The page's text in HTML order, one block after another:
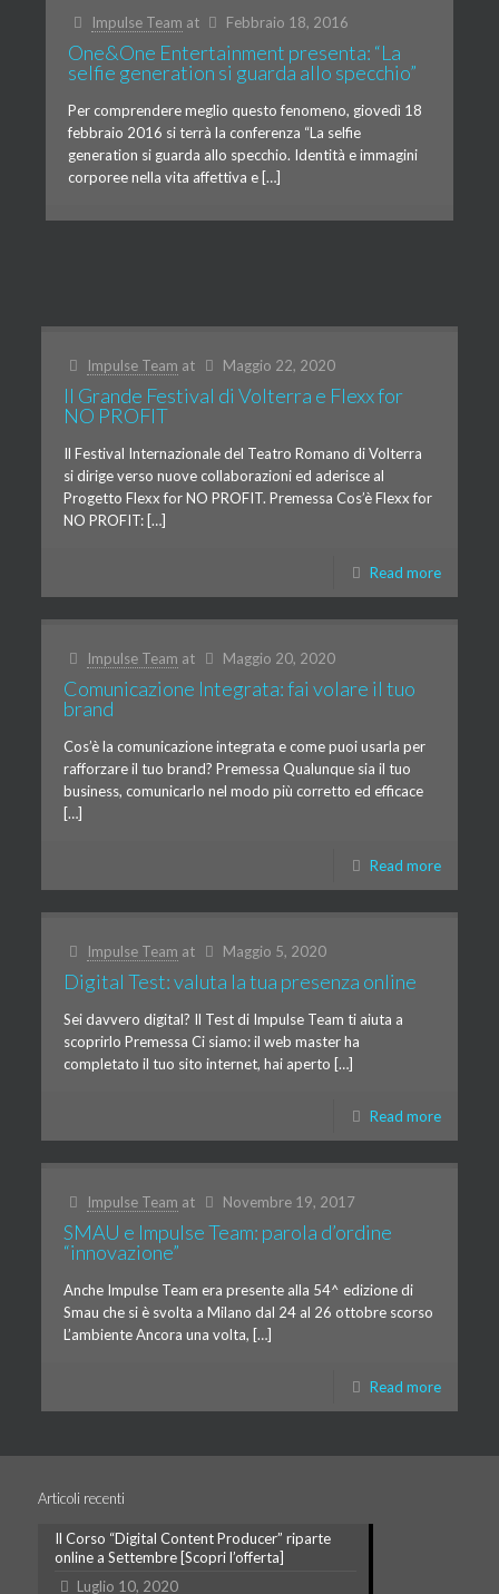
Impulse Team at Febbraio 18, 2016
One&One Entertainment presenta: “La
selfie generation si guarda allo specchio”
Per comprendere meglio questo fenomeno, giovedì 18
febbraio 2016 si terrà la conferenza “La selfie
generation si guarda allo specchio. Identità e immagini
corporee nella vita affettiva e […]
Impulse Team at Maggio 22, 2020
Il Grande Festival di Volterra e Flexx for
NO PROFIT
Il Festival Internazionale del Teatro Romano di Volterra
si dirige verso nuove collaborazioni ed aderisce al
Progetto Flexx for NO PROFIT. Premessa Cos’è Flexx for
NO PROFIT: […]
Read more
Impulse Team at Maggio 20, 2020
Comunicazione Integrata: fai volare il tuo
brand
Cos’è la comunicazione integrata e come puoi usarla per
rafforzare il tuo brand? Premessa Qualunque sia il tuo
business, comunicarlo nel modo più corretto ed efficace
[…]
Read more
Impulse Team at Maggio 5, 2020
Digital Test: valuta la tua presenza online
Sei davvero digital? Il Test di Impulse Team ti aiuta a
scoprirlo Premessa Ci siamo: il web master ha
completato il tuo sito internet, hai aperto […]
Read more
Impulse Team at Novembre 19, 2017
SMAU e Impulse Team: parola d’ordine
“innovazione”
Anche Impulse Team era presente alla 54^ edizione di
Smau che si è svolta a Milano dal 24 al 26 ottobre scorso
L’ambiente Ancora una volta, […]
Read more
Articoli recenti
Il Corso “Digital Content Producer” riparte
online a Settembre [Scopri l’offerta]
Luglio 10, 2020